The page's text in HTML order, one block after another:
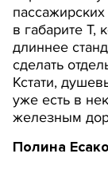
в габарите Т,
длиннее
сделать
Кстати,
уже есть в
железным
Полина